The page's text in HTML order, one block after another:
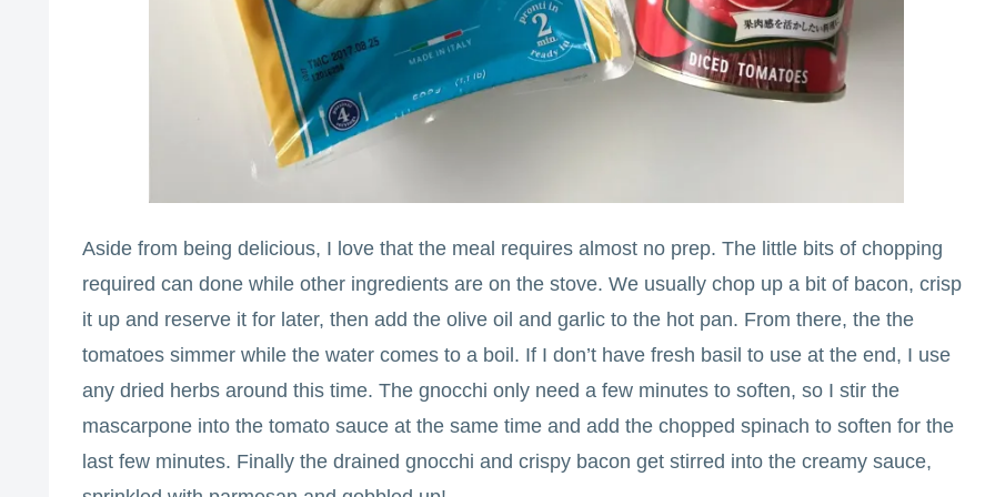
Aside from being delicious, I love that the meal requires almost no prep. The little bits of chopping
required can done while other ingredients are on the stove. We usually chop up a bit of bacon, crisp
it up and reserve it for later, then add the olive oil and garlic to the hot pan. From there, the the
tomatoes simmer while the water comes to a boil. If I don’t have fresh basil to use at the end, I use
any dried herbs around this time. The gnocchi only need a few minutes to soften, so I stir the
mascarpone into the tomato sauce at the same time and add the chopped spinach to soften for the
last few minutes. Finally the drained gnocchi and crispy bacon get stirred into the creamy sauce,